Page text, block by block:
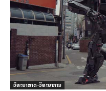
ວິທະຍາສາດ-ວິທະຍາການ